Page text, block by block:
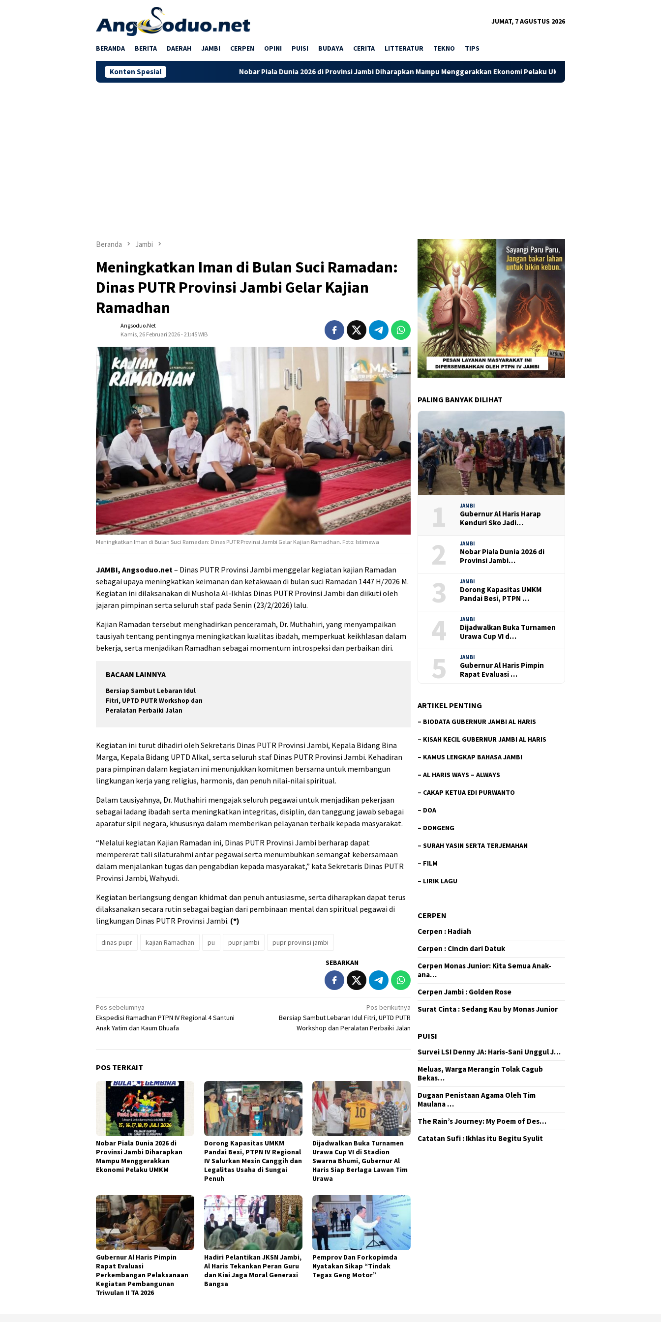
JUMAT, 7 AGUSTUS 2026
BERANDA BERITA DAERAH JAMBI CERPEN OPINI PUISI BUDAYA CERITA LITTERATUR TEKNO TIPS
Konten Spesial Nobar Piala Dunia 2026 di Provinsi Jambi Diharapkan Mampu Menggerakkan Ekonomi Pelaku UMKM Dorong Kapasitas UMKM Pandai
Beranda Jambi
Meningkatkan Iman di Bulan Suci Ramadan:
Dinas PUTR Provinsi Jambi Gelar Kajian
Ramadhan
Angsoduo.net
Kamis, 26 Februari 2026 - 21:45 WIB
Meningkatkan Iman di Bulan Suci Ramadan: Dinas PUTR Provinsi Jambi Gelar Kajian Ramadhan. Foto: Istimewa
JAMBI, Angsoduo.net – Dinas PUTR Provinsi Jambi menggelar kegiatan kajian Ramadan
sebagai upaya meningkatkan keimanan dan ketakwaan di bulan suci Ramadan 1447 H/2026 M.
Kegiatan ini dilaksanakan di Mushola Al-Ikhlas Dinas PUTR Provinsi Jambi dan diikuti oleh
jajaran pimpinan serta seluruh staf pada Senin (23/2/2026) lalu.
Kajian Ramadan tersebut menghadirkan penceramah, Dr. Muthahiri, yang menyampaikan
tausiyah tentang pentingnya meningkatkan kualitas ibadah, memperkuat keikhlasan dalam
bekerja, serta menjadikan Ramadhan sebagai momentum introspeksi dan perbaikan diri.
BACAAN LAINNYA
Bersiap Sambut Lebaran Idul
Fitri, UPTD PUTR Workshop dan
Peralatan Perbaiki Jalan
Kegiatan ini turut dihadiri oleh Sekretaris Dinas PUTR Provinsi Jambi, Kepala Bidang Bina
Marga, Kepala Bidang UPTD Alkal, serta seluruh staf Dinas PUTR Provinsi Jambi. Kehadiran
para pimpinan dalam kegiatan ini menunjukkan komitmen bersama untuk membangun
lingkungan kerja yang religius, harmonis, dan penuh nilai-nilai spiritual.
Dalam tausiyahnya, Dr. Muthahiri mengajak seluruh pegawai untuk menjadikan pekerjaan
sebagai ladang ibadah serta meningkatkan integritas, disiplin, dan tanggung jawab sebagai
aparatur sipil negara, khususnya dalam memberikan pelayanan terbaik kepada masyarakat.
“Melalui kegiatan Kajian Ramadan ini, Dinas PUTR Provinsi Jambi berharap dapat
mempererat tali silaturahmi antar pegawai serta menumbuhkan semangat kebersamaan
dalam menjalankan tugas dan pengabdian kepada masyarakat,” kata Sekretaris Dinas PUTR
Provinsi Jambi, Wahyudi.
Kegiatan berlangsung dengan khidmat dan penuh antusiasme, serta diharapkan dapat terus
dilaksanakan secara rutin sebagai bagian dari pembinaan mental dan spiritual pegawai di
lingkungan Dinas PUTR Provinsi Jambi. (*)
dinas pupr kajian Ramadhan pu pupr jambi pupr provinsi jambi
SEBARKAN
Navigasi
pos
Pos sebelumnya
Ekspedisi Ramadhan PTPN IV Regional 4 Santuni
Anak Yatim dan Kaum Dhuafa
Pos berikutnya
Bersiap Sambut Lebaran Idul Fitri, UPTD PUTR
Workshop dan Peralatan Perbaiki Jalan
POS TERKAIT
Nobar Piala Dunia 2026 di
Provinsi Jambi Diharapkan
Mampu Menggerakkan
Ekonomi Pelaku UMKM
Dorong Kapasitas UMKM
Pandai Besi, PTPN IV Regional
IV Salurkan Mesin Canggih dan
Legalitas Usaha di Sungai
Penuh
Dijadwalkan Buka Turnamen
Urawa Cup VI di Stadion
Swarna Bhumi, Gubernur Al
Haris Siap Berlaga Lawan Tim
Urawa
Gubernur Al Haris Pimpin
Rapat Evaluasi
Perkembangan Pelaksanaan
Kegiatan Pembangunan
Triwulan II TA 2026
Hadiri Pelantikan JKSN Jambi,
Al Haris Tekankan Peran Guru
dan Kiai Jaga Moral Generasi
Bangsa
Pemprov Dan Forkopimda
Nyatakan Sikap “Tindak
Tegas Geng Motor”
PALING BANYAK DILIHAT
1 JAMBI
Gubernur Al Haris Harap
Kenduri Sko Jadi…
2 JAMBI
Nobar Piala Dunia 2026 di
Provinsi Jambi…
3 JAMBI
Dorong Kapasitas UMKM
Pandai Besi, PTPN …
4 JAMBI
Dijadwalkan Buka Turnamen
Urawa Cup VI d…
5 JAMBI
Gubernur Al Haris Pimpin
Rapat Evaluasi …
ARTIKEL PENTING
– BIODATA GUBERNUR JAMBI AL HARIS
– KISAH KECIL GUBERNUR JAMBI AL HARIS
– KAMUS LENGKAP BAHASA JAMBI
–AL HARIS WAYS – ALWAYS
– CAKAP KETUA EDI PURWANTO
– DOA
– DONGENG
–SURAH YASIN SERTA TERJEMAHAN
– FILM
– LIRIK LAGU
CERPEN
Cerpen : Hadiah
Cerpen : Cincin dari Datuk
Cerpen Monas Junior: Kita Semua Anak-
ana…
Cerpen Jambi : Golden Rose
Surat Cinta : Sedang Kau by Monas Junior
PUISI
Survei LSI Denny JA: Haris-Sani Unggul J…
Meluas, Warga Merangin Tolak Cagub
Bekas…
Dugaan Penistaan Agama Oleh Tim
Maulana …
The Rain’s Journey: My Poem of Des…
Catatan Sufi : Ikhlas itu Begitu Syulit